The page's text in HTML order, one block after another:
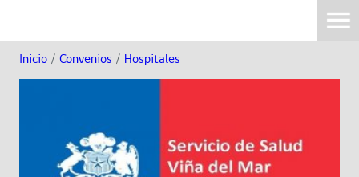
Inicio / Convenios / Hospitales